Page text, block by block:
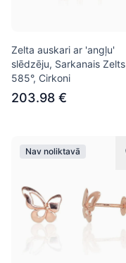
Zelta auskari ar 'angļu'
slēdzēju, Sarkanais Zelts
585°, Cirkoni
203.98 €
Nav noliktavā